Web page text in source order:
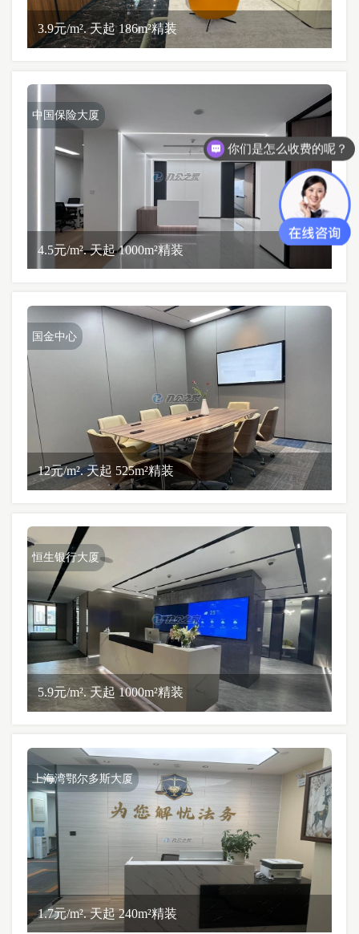
3.9元/m². 天起 186m²精装
中国保险大厦
4.5元/m². 天起 1000m²精装
国金中心
12元/m². 天起 525m²精装
恒生银行大厦
5.9元/m². 天起 1000m²精装
上海湾鄂尔多斯大厦
1.7元/m². 天起 240m²精装
你们是怎么收费的呢？